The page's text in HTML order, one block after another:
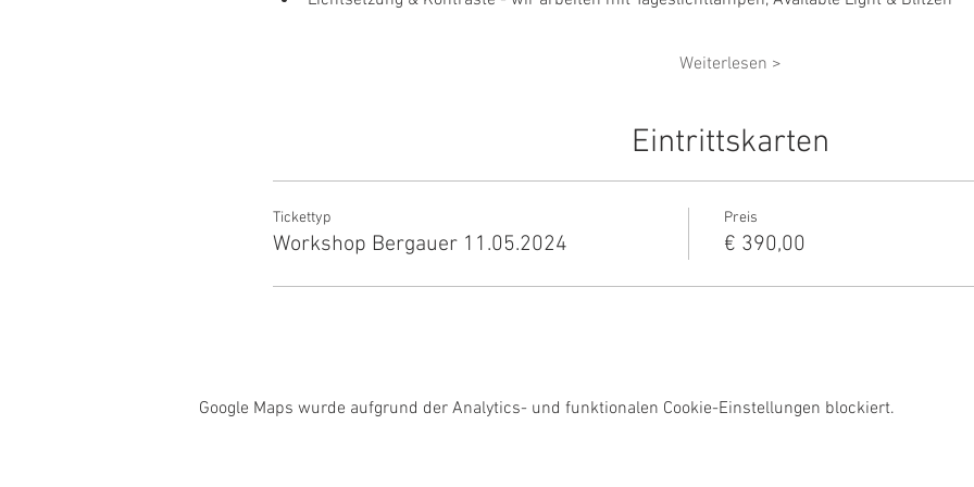
Weiterlesen >
Eintrittskarten
Tickettyp
Workshop Bergauer 11.05.2024
Preis
€ 390,00
Google Maps wurde aufgrund der Analytics- und funktionalen Cookie-Einstellungen blockiert.